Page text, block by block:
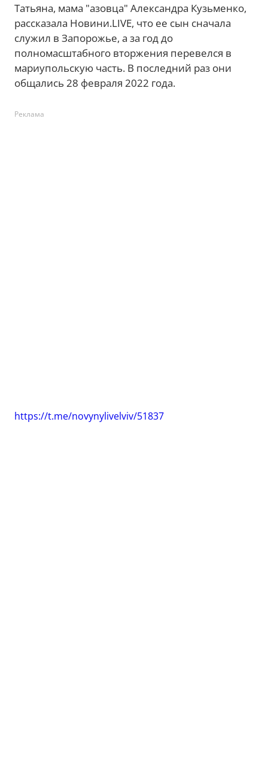
Татьяна, мама "азовца" Александра Кузьменко,
рассказала Новини.LIVE, что ее сын сначала
служил в Запорожье, а за год до
полномасштабного вторжения перевелся в
мариупольскую часть. В последний раз они
общались 28 февраля 2022 года.
Реклама
https://t.me/novynylivelviv/51837